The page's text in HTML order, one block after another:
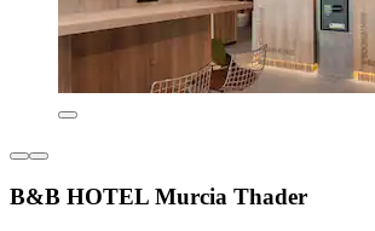
B&B HOTEL Murcia Thader